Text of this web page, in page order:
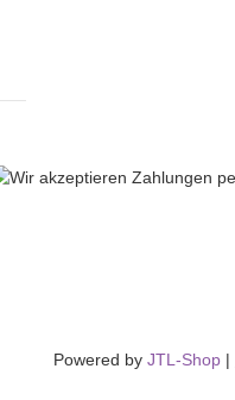
Powered by JTL-Shop |